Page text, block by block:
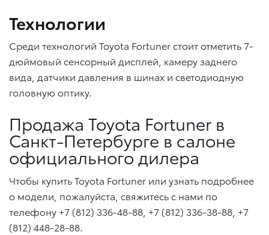
Технологии
Среди технологий Toyota Fortuner стоит отметить 7-
дюймовый сенсорный дисплей, камеру заднего
вида, датчики давления в шинах и светодиодную
головную оптику.
Продажа Toyota Fortuner в
Санкт-Петербурге в салоне
официального дилера
Чтобы купить Toyota Fortuner или узнать подробнее
о модели, пожалуйста, свяжитесь c нами по
телефону +7 (812) 336-48-88, +7 (812) 336-38-88, +7
(812) 448-28-88.